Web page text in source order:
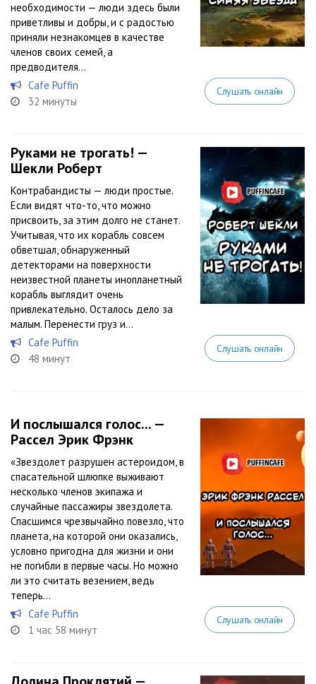
необходимости — люди здесь были
приветливы и добры, и с радостью
приняли незнакомцев в качестве
членов своих семей, а
предводителя...
Cafe Puffin
32 минуты
Слушать онлайн
Руками не трогать! —
Шекли Роберт
Контрабандисты — люди простые.
Если видят что-то, что можно
присвоить, за этим долго не станет.
Учитывая, что их корабль совсем
обветшал, обнаруженный
детекторами на поверхности
неизвестной планеты инопланетный
корабль выглядит очень
привлекательно. Осталось дело за
малым. Перенести груз и...
Cafe Puffin
48 минут
Слушать онлайн
И послышался голос... —
Рассел Эрик Фрэнк
«Звездолет разрушен астероидом, в
спасательной шлюпке выживают
несколько членов экипажа и
случайные пассажиры звездолета.
Спасшимся чрезвычайно повезло, что
планета, на которой они оказались,
условно пригодна для жизни и они
не погибли в первые часы. Но можно
ли это считать везением, ведь
теперь...
Cafe Puffin
1 час 58 минут
Слушать онлайн